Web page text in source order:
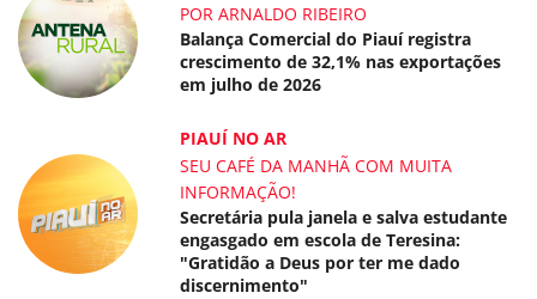
POR ARNALDO RIBEIRO
Balança Comercial do Piauí registra
crescimento de 32,1% nas exportações
em julho de 2026
PIAUÍ NO AR
SEU CAFÉ DA MANHÃ COM MUITA
INFORMAÇÃO!
Secretária pula janela e salva estudante
engasgado em escola de Teresina:
"Gratidão a Deus por ter me dado
discernimento"